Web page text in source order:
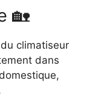
🏡
climatiseur
dans